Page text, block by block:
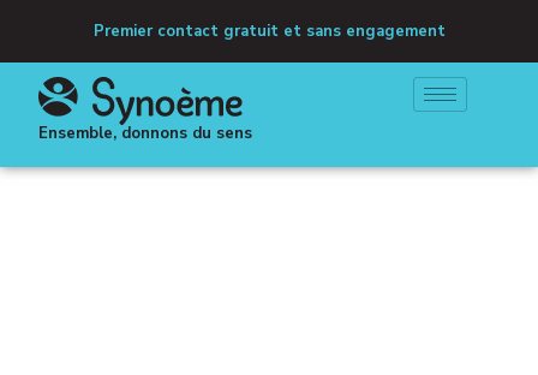
Premier contact gratuit et sans engagement
Ensemble, donnons du sens